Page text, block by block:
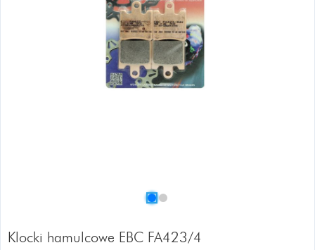
Klocki hamulcowe EBC FA423/4